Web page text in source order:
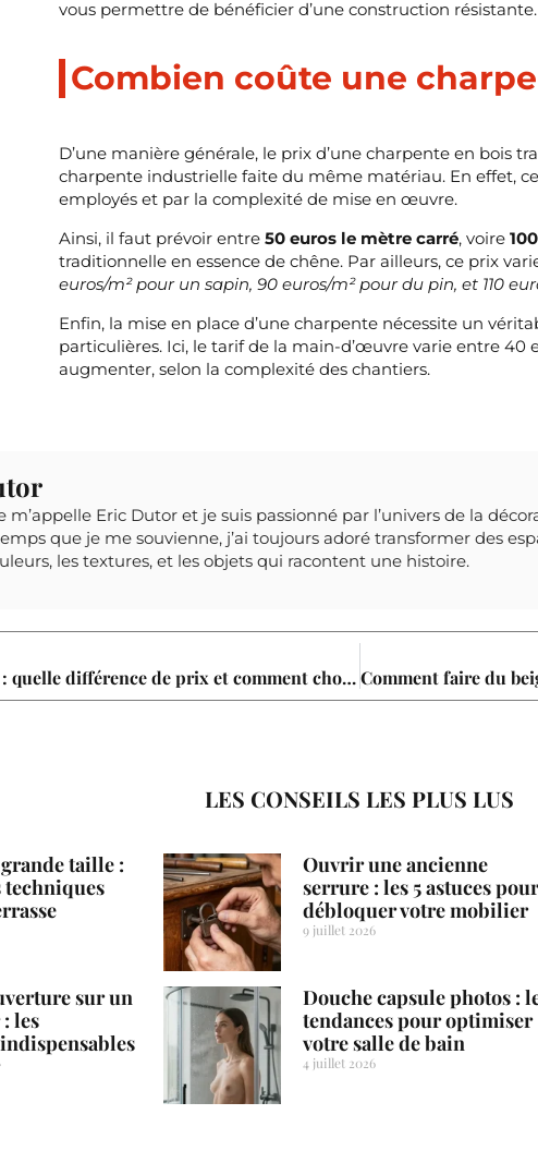
vous permettre de bénéficier d’une construction résistante.
Combien coûte une
D’une manière générale, le prix d’une charpente en bois
charpente industrielle faite du même matériau. En effet,
employés et par la complexité de mise en œuvre.
Ainsi, il faut prévoir entre50 euros le mètre carré, voire
traditionnelle en essence de chêne. Par ailleurs, ce prix
euros/m² pour un sapin, 90 euros/m² pour du pin, et 110
Enfin, la mise en place d’une charpente nécessite un
particulières. Ici, le tarif de la main-d’œuvre varie entre 40
augmenter, selon la complexité des chantiers.
m’appelle Eric Dutor et je suis passionné par l’univers de la
que je me souvienne, j’ai toujours adoré transformer des
les textures, et les objets qui racontent une histoire.
Briques pavés et parpaings : quelle différence de prix et comment choisir ?
LES CONSEILS LES PLUS LUS
taille :
Ouvrir une ancienne
serrure : les 5 astuces pour
débloquer votre mobilier
9 juillet 2026
sur un
les
Douche capsule photos :
tendances pour optimiser
votre salle de bain
4 juillet 2026